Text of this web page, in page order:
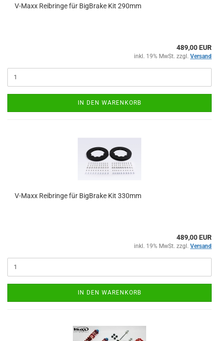
V-Maxx Reibringe für BigBrake Kit 290mm
489,00 EUR
inkl. 19% MwSt. zzgl. Versand
IN DEN WARENKORB
V-Maxx Reibringe für BigBrake Kit 330mm
489,00 EUR
inkl. 19% MwSt. zzgl. Versand
IN DEN WARENKORB